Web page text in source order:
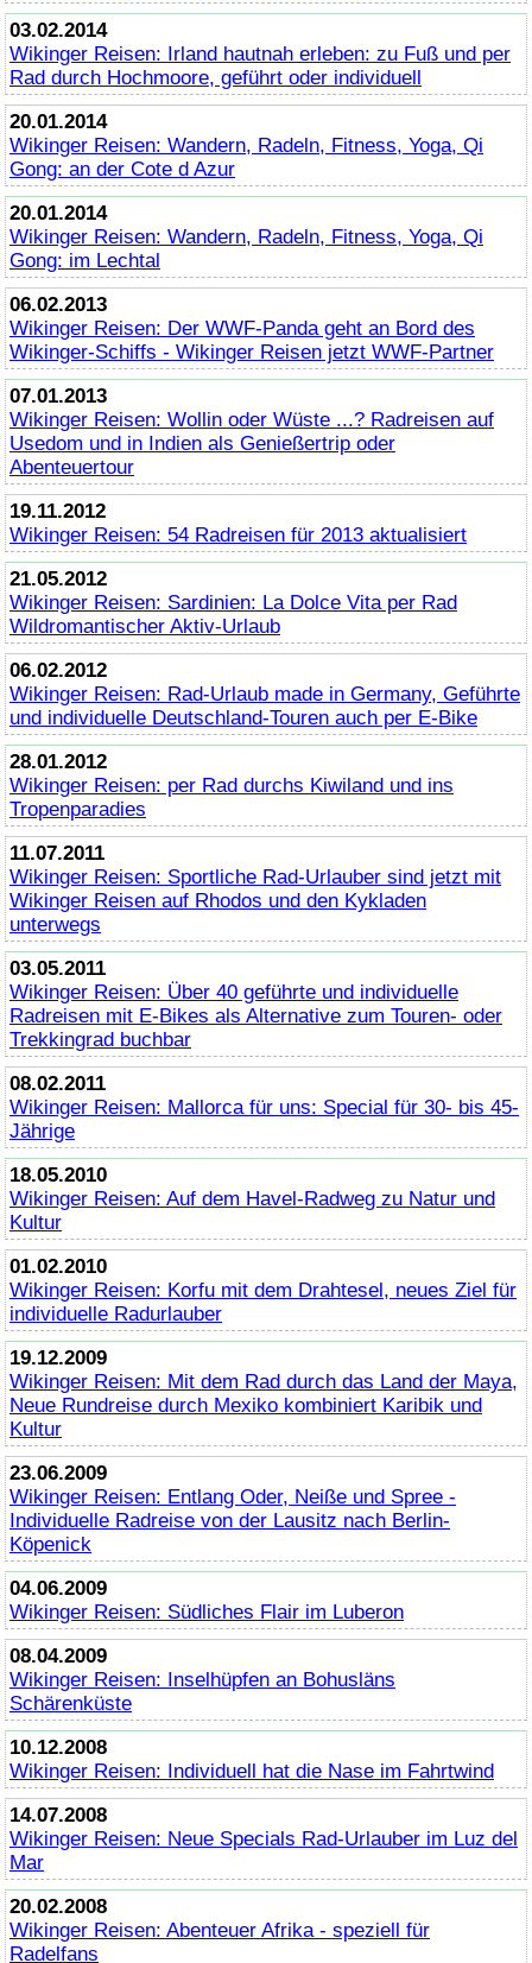
03.02.2014
Wikinger Reisen: Irland hautnah erleben: zu Fuß und per
Rad durch Hochmoore, geführt oder individuell
20.01.2014
Wikinger Reisen: Wandern, Radeln, Fitness, Yoga, Qi
Gong: an der Cote d Azur
20.01.2014
Wikinger Reisen: Wandern, Radeln, Fitness, Yoga, Qi
Gong: im Lechtal
06.02.2013
Wikinger Reisen: Der WWF-Panda geht an Bord des
Wikinger-Schiffs - Wikinger Reisen jetzt WWF-Partner
07.01.2013
Wikinger Reisen: Wollin oder Wüste ...? Radreisen auf
Usedom und in Indien als Genießertrip oder
Abenteuertour
19.11.2012
Wikinger Reisen: 54 Radreisen für 2013 aktualisiert
21.05.2012
Wikinger Reisen: Sardinien: La Dolce Vita per Rad
Wildromantischer Aktiv-Urlaub
06.02.2012
Wikinger Reisen: Rad-Urlaub made in Germany, Geführte
und individuelle Deutschland-Touren auch per E- Bike
28.01.2012
Wikinger Reisen: per Rad durchs Kiwiland und ins
Tropenparadies
11.07.2011
Wikinger Reisen: Sportliche Rad-Urlauber sind jetzt mit
Wikinger Reisen auf Rhodos und den Kykladen
unterwegs
03.05.2011
Wikinger Reisen: Über 40 geführte und individuelle
Radreisen mit E- Bikes als Alternative zum Touren- oder
Trekkingrad buchbar
08.02.2011
Wikinger Reisen: Mallorca für uns: Special für 30- bis 45-
Jährige
18.05.2010
Wikinger Reisen: Auf dem Havel-Radweg zu Natur und
Kultur
01.02.2010
Wikinger Reisen: Korfu mit dem Drahtesel, neues Ziel für
individuelle Radurlauber
19.12.2009
Wikinger Reisen: Mit dem Rad durch das Land der Maya,
Neue Rundreise durch Mexiko kombiniert Karibik und
Kultur
23.06.2009
Wikinger Reisen: Entlang Oder, Neiße und Spree -
Individuelle Radreise von der Lausitz nach Berlin-
Köpenick
04.06.2009
Wikinger Reisen: Südliches Flair im Luberon
08.04.2009
Wikinger Reisen: Inselhüpfen an Bohusläns
Schärenküste
10.12.2008
Wikinger Reisen: Individuell hat die Nase im Fahrtwind
14.07.2008
Wikinger Reisen: Neue Specials Rad-Urlauber im Luz del
Mar
20.02.2008
Wikinger Reisen: Abenteuer Afrika - speziell für
Radelfans